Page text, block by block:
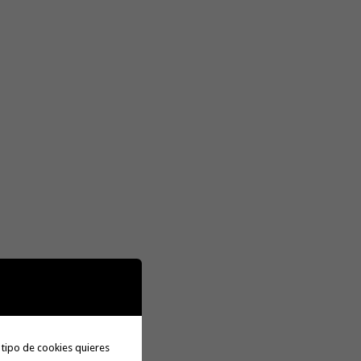
de cookies quieres